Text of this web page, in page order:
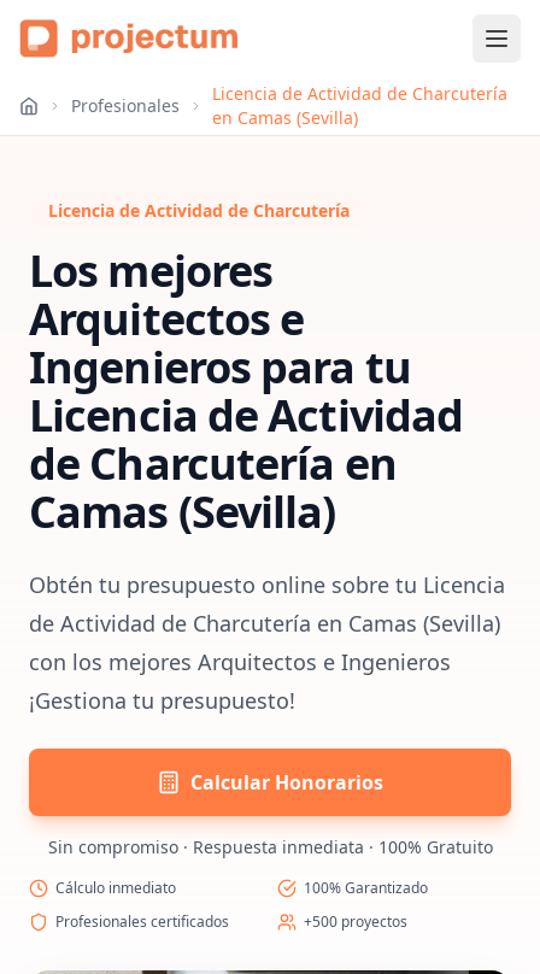
Profesionales
Licencia de Actividad de Charcutería
en Camas (Sevilla)
Licencia de Actividad de Charcutería
Los mejores
Arquitectos e
Ingenieros para tu
Licencia de Actividad
de Charcutería en
Camas (Sevilla)
Obtén tu presupuesto online sobre tu Licencia
de Actividad de Charcutería en Camas (Sevilla)
con los mejores Arquitectos e Ingenieros
¡Gestiona tu presupuesto!
Calcular Honorarios
Sin compromiso · Respuesta inmediata · 100% Gratuito
Cálculo inmediato
100% Garantizado
Profesionales certificados
+500 proyectos